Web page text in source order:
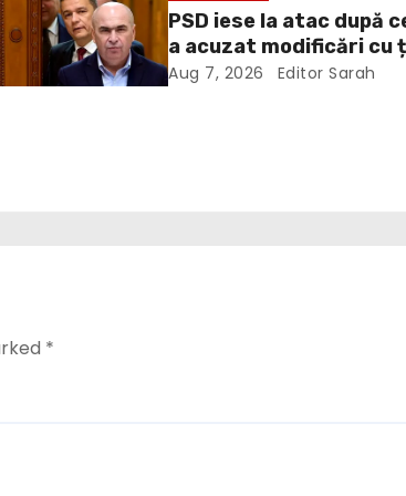
PSD iese la atac după
a acuzat modificări cu
politică la Legea ANI: O
Aug 7, 2026 Editor Sarah
*